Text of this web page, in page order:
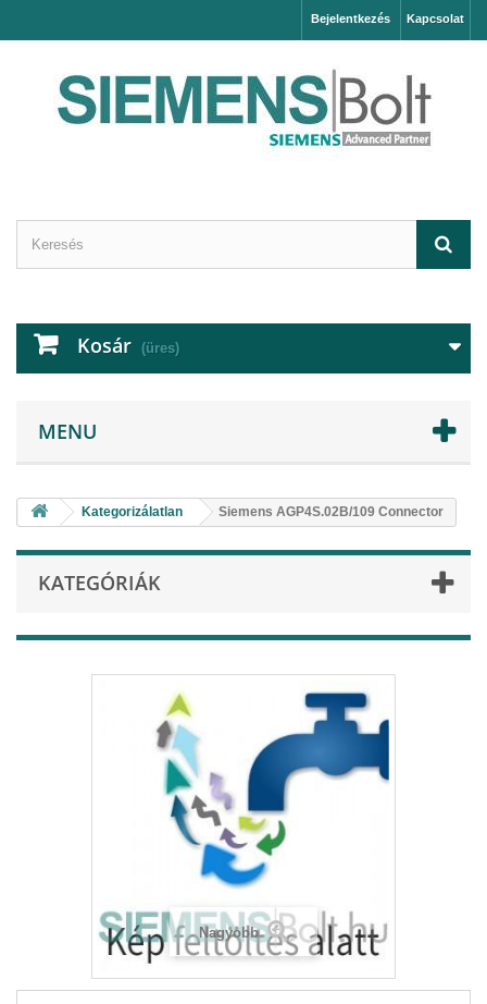
Kapcsolat
Bejelentkezés
Kosár (üres)
MENU
Kategorizálatlan Siemens AGP4S.02B/109 Connector
KATEGÓRIÁK
Nagyobb